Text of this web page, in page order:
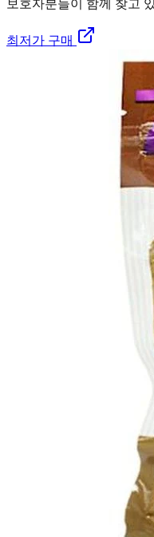
보호자분들이 함께 찾고
최저가 구매